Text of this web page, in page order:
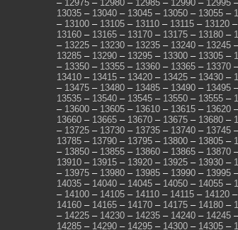
– 12975 – 12980 – 12985 – 12990 – 12995
13035 – 13040 – 13045 – 13050 – 13055 –
– 13100 – 13105 – 13110 – 13115 – 13120 –
13160 – 13165 – 13170 – 13175 – 13180 –
– 13225 – 13230 – 13235 – 13240 – 13245
13285 – 13290 – 13295 – 13300 – 13305 –
– 13350 – 13355 – 13360 – 13365 – 13370
13410 – 13415 – 13420 – 13425 – 13430 –
– 13475 – 13480 – 13485 – 13490 – 13495
13535 – 13540 – 13545 – 13550 – 13555 –
– 13600 – 13605 – 13610 – 13615 – 13620
13660 – 13665 – 13670 – 13675 – 13680 –
– 13725 – 13730 – 13735 – 13740 – 13745
13785 – 13790 – 13795 – 13800 – 13805 –
– 13850 – 13855 – 13860 – 13865 – 13870
13910 – 13915 – 13920 – 13925 – 13930 –
– 13975 – 13980 – 13985 – 13990 – 13995
14035 – 14040 – 14045 – 14050 – 14055 –
– 14100 – 14105 – 14110 – 14115 – 14120 –
14160 – 14165 – 14170 – 14175 – 14180 –
– 14225 – 14230 – 14235 – 14240 – 14245
14285 – 14290 – 14295 – 14300 – 14305 –